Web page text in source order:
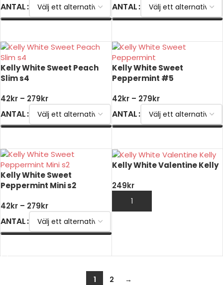
ANTAL ANTAL
Kelly White Sweet Peach
Slim s4
42kr – 279kr
ANTAL
Kelly White Sweet
Peppermint #5
42kr – 279kr
ANTAL
Kelly White Sweet
Peppermint Mini s2
42kr – 279kr
ANTAL
Kelly White Valentine Kelly
249kr
LÄGG TILL I VARUKORG
1 2 →